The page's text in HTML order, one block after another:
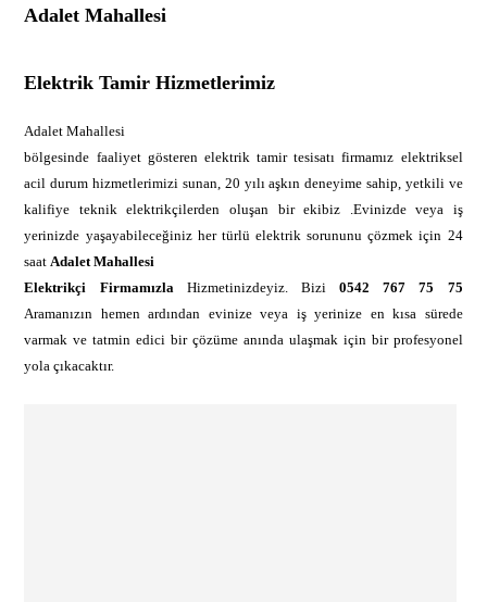
Adalet Mahallesi
Elektrik Tamir Hizmetlerimiz
Adalet Mahallesi
bölgesinde faaliyet gösteren elektrik tamir tesisatı firmamız elektriksel
acil durum hizmetlerimizi sunan, 20 yılı aşkın deneyime sahip, yetkili ve
kalifiye teknik elektrikçilerden oluşan bir ekibiz .Evinizde veya iş
yerinizde yaşayabileceğiniz her türlü elektrik sorununu çözmek için 24
saatAdalet Mahallesi
Elektrikçi FirmamızlaHizmetinizdeyiz. Bizi0542 767 75 75
Aramanızın hemen ardından evinize veya iş yerinize en kısa sürede
varmak ve tatmin edici bir çözüme anında ulaşmak için bir profesyonel
yola çıkacaktır.